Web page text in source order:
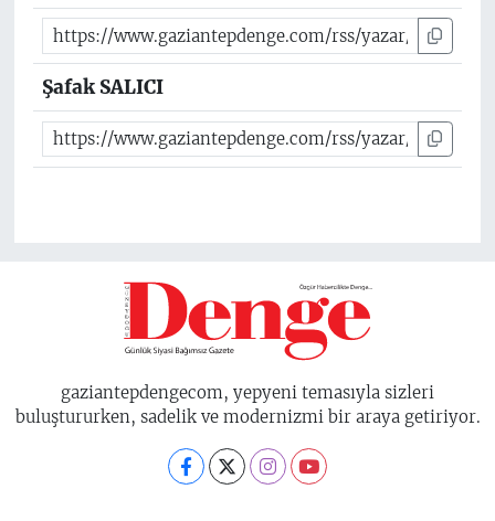
Şafak SALICI
gaziantepdengecom, yepyeni temasıyla sizleri
buluştururken, sadelik ve modernizmi bir araya getiriyor.